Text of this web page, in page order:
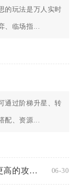
的玩法是万人实时
、临场指...
通过阶梯升星、转
配、资源...
如何在影之刃3里打造更高的攻击力 06-30